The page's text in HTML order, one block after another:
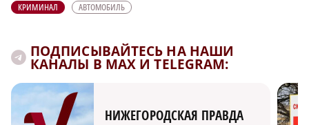
КРИМИНАЛ АВТОМОБИЛЬ
ПОДПИСЫВАЙТЕСЬ НА НАШИ
КАНАЛЫ В MAX И TELEGRAM:
НИЖЕГОРОДСКАЯ ПРАВДА